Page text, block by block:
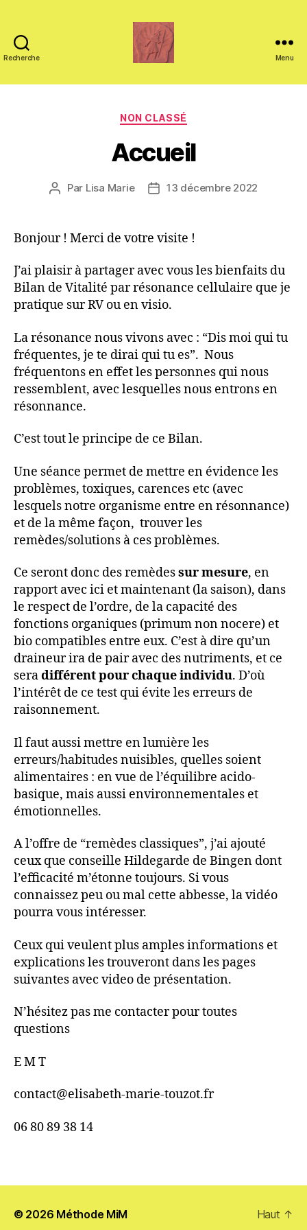
Recherche
MiM
Menu
Catégories
NON CLASSÉ
Accueil
Auteur
Par Lisa Marie
Date13 décembre 2022
Bonjour ! Merci de votre visite !
J’ai plaisir à partager avec vous les bienfaits du
Bilan de Vitalité par résonance cellulaire que je
pratique sur RV ou en visio.
La résonance nous vivons avec : “Dis moi qui tu
fréquentes, je te dirai qui tu es”. Nous
fréquentons en effet les personnes qui nous
ressemblent, avec lesquelles nous entrons en
résonnance.
C’est tout le principe de ce Bilan.
Une séance permet de mettre en évidence les
problèmes, toxiques, carences etc (avec
lesquels notre organisme entre en résonnance)
et de la même façon, trouver les
remèdes/solutions à ces problèmes.
Ce seront donc des remèdessur mesure, en
rapport avec ici et maintenant (la saison), dans
le respect de l’ordre, de la capacité des
fonctions organiques (primum non nocere) et
bio compatibles entre eux. C’est à dire qu’un
draineur ira de pair avec des nutriments, et ce
seradifférent pour chaque individu. D’où
l’intérêt de ce test qui évite les erreurs de
raisonnement.
Il faut aussi mettre en lumière les
erreurs/habitudes nuisibles, quelles soient
alimentaires : en vue de l’équilibre acido-
basique, mais aussi environnementales et
émotionnelles.
A l’offre de “remèdes classiques”, j’ai ajouté
ceux que conseille Hildegarde de Bingen dont
l’efficacité m’étonne toujours. Si vous
connaissez peu ou mal cette abbesse, la vidéo
pourra vous intéresser.
Ceux qui veulent plus amples informations et
explications les trouveront dans les pages
suivantes avec video de présentation.
N’hésitez pas me contacter pour toutes
questions
E M T
contact@elisabeth-marie-touzot.fr
06 80 89 38 14
© 2026 Méthode MiM Haut ↑